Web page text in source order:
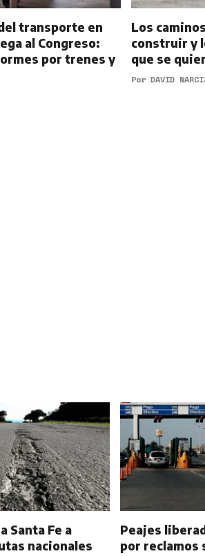
transporte en
al Congreso:
por trenes y
Los
construir y
que se
Por DAVID
Santa Fe a
nacionales
Peajes
por reclamos